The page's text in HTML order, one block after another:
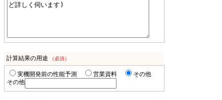
計算結果の用途 （必須）
実機開発前の性能予測 営業資料
その他
その他